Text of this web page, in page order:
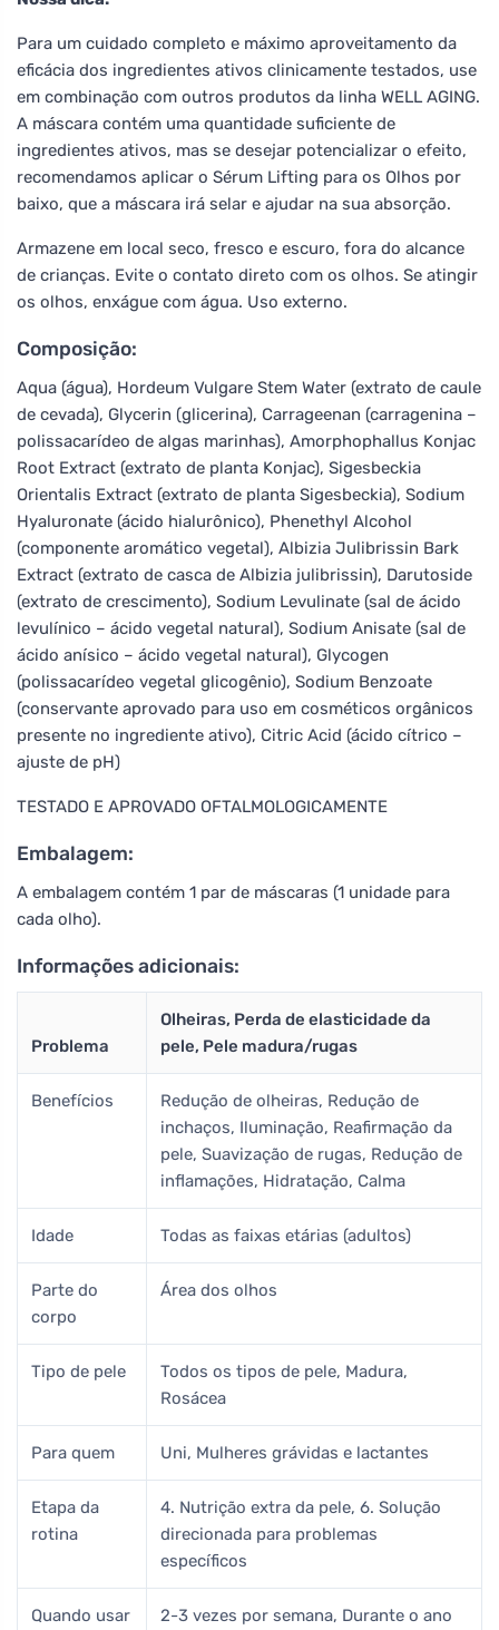
Para um cuidado completo e máximo aproveitamento da
eficácia dos ingredientes ativos clinicamente testados, use
em combinação com outros produtos da linha WELL AGING.
A máscara contém uma quantidade suficiente de
ingredientes ativos, mas se desejar potencializar o efeito,
recomendamos aplicar o Sérum Lifting para os Olhos por
baixo, que a máscara irá selar e ajudar na sua absorção.
Armazene em local seco, fresco e escuro, fora do alcance
de crianças. Evite o contato direto com os olhos. Se atingir
os olhos, enxágue com água. Uso externo.
Composição:
Aqua (água), Hordeum Vulgare Stem Water (extrato de caule
de cevada), Glycerin (glicerina), Carrageenan (carragenina –
polissacarídeo de algas marinhas), Amorphophallus Konjac
Root Extract (extrato de planta Konjac), Sigesbeckia
Orientalis Extract (extrato de planta Sigesbeckia), Sodium
Hyaluronate (ácido hialurônico), Phenethyl Alcohol
(componente aromático vegetal), Albizia Julibrissin Bark
Extract (extrato de casca de Albizia julibrissin), Darutoside
(extrato de crescimento), Sodium Levulinate (sal de ácido
levulínico – ácido vegetal natural), Sodium Anisate (sal de
ácido anísico – ácido vegetal natural), Glycogen
(polissacarídeo vegetal glicogênio), Sodium Benzoate
(conservante aprovado para uso em cosméticos orgânicos
presente no ingrediente ativo), Citric Acid (ácido cítrico –
ajuste de pH)
TESTADO E APROVADO OFTALMOLOGICAMENTE
Embalagem:
A embalagem contém 1 par de máscaras (1 unidade para
cada olho).
Informações adicionais:
Problema
Olheiras, Perda de elasticidade da
pele, Pele madura/rugas
Benefícios
Redução de olheiras, Redução de
inchaços, Iluminação, Reafirmação da
pele, Suavização de rugas, Redução de
inflamações, Hidratação, Calma
Idade Todas as faixas etárias (adultos)
Parte do
corpo
Área dos olhos
Tipo de pele
Todos os tipos de pele, Madura,
Rosácea
Para quem Uni, Mulheres grávidas e lactantes
Etapa da
rotina
4. Nutrição extra da pele, 6. Solução
direcionada para problemas
específicos
Quando usar
2-3 vezes por semana, Durante o ano